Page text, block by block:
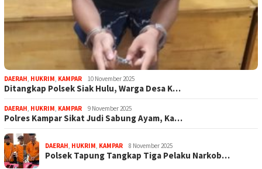
DAERAH, HUKRIM, KAMPAR 10 November 2025
Ditangkap Polsek Siak Hulu, Warga Desa K…
DAERAH, HUKRIM, KAMPAR 9 November 2025
Polres Kampar Sikat Judi Sabung Ayam, Ka…
DAERAH, HUKRIM, KAMPAR 8 November 2025
Polsek Tapung Tangkap Tiga Pelaku Narkob…